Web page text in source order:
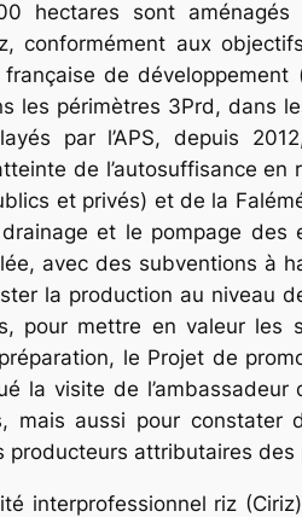
hectares sont
conformément aux
française de
les périmètres 3Prd, dans
par l’APS, depuis
de l’autosuffisance
et privés) et de la
et le pompage
avec des subventions à
la production au niveau
pour mettre en valeur les
le Projet de
la visite de
mais aussi pour
producteurs attributaires des
interprofessionnel riz